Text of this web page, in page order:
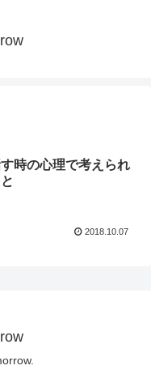
時の心理で考えられ
2018.10.07